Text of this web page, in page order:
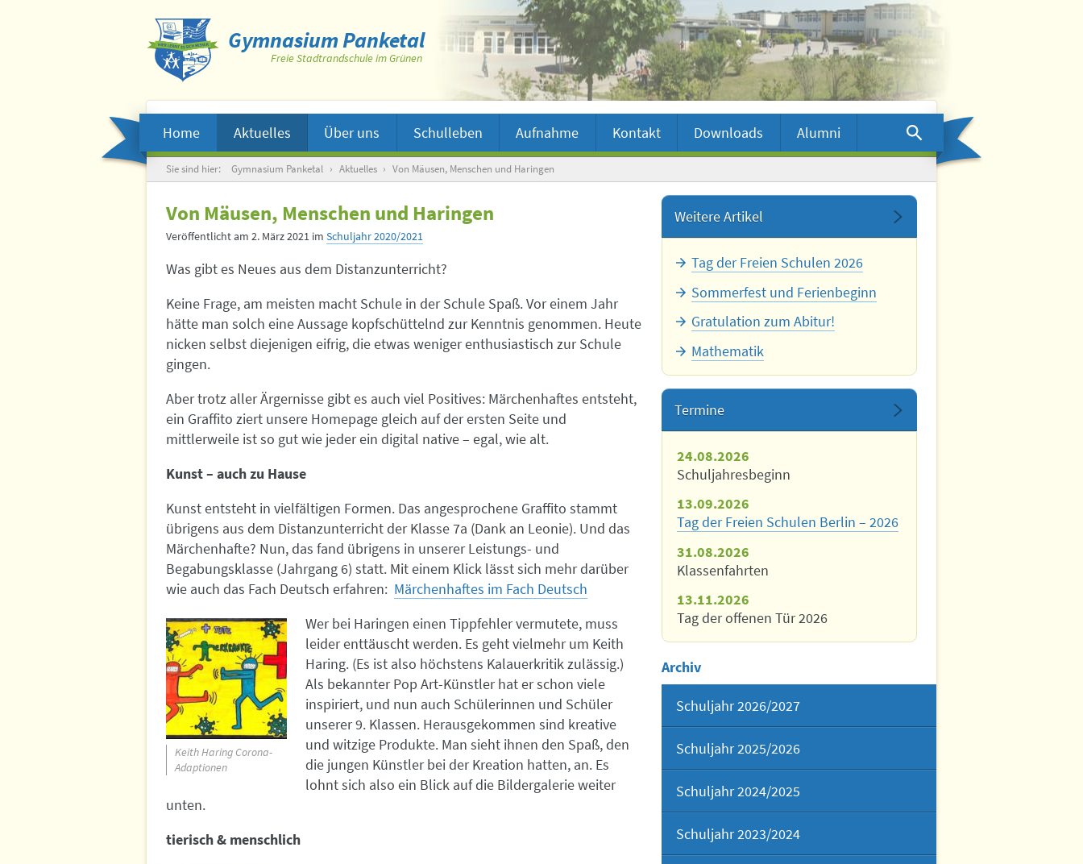
Gymnasium Panketal
Freie Stadtrandschule im Grünen
Home Aktuelles Über uns Schulleben Aufnahme Kontakt Downloads
Alumni
Suche
Sie sind hier: Gymnasium Panketal › Aktuelles › Von Mäusen, Menschen und Haringen
Von Mäusen, Menschen und Haringen
Veröffentlicht am 2. März 2021 im Schuljahr 2020/2021
Was gibt es Neues aus dem Distanzunterricht?
Keine Frage, am meisten macht Schule in der Schule Spaß. Vor einem Jahr
hätte man solch eine Aussage kopfschüttelnd zur Kenntnis genommen. Heute
nicken selbst diejenigen eifrig, die etwas weniger enthusiastisch zur Schule
gingen.
Aber trotz aller Ärgernisse gibt es auch viel Positives: Märchenhaftes entsteht,
ein Graffito ziert unsere Homepage gleich auf der ersten Seite und
mittlerweile ist so gut wie jeder ein digital native – egal, wie alt.
Kunst – auch zu Hause
Kunst entsteht in vielfältigen Formen. Das angesprochene Graffito stammt
übrigens aus dem Distanzunterricht der Klasse 7a (Dank an Leonie). Und das
Märchenhafte? Nun, das fand übrigens in unserer Leistungs- und
Begabungsklasse (Jahrgang 6) statt. Mit einem Klick lässt sich mehr darüber
wie auch das Fach Deutsch erfahren: Märchenhaftes im Fach Deutsch
Keith Haring Corona-
Adaptionen
Wer bei Haringen einen Tippfehler vermutete, muss
leider enttäuscht werden. Es geht vielmehr um Keith
Haring. (Es ist also höchstens Kalauerkritik zulässig.)
Als bekannter Pop Art-Künstler hat er schon viele
inspiriert, und nun auch Schülerinnen und Schüler
unserer 9. Klassen. Herausgekommen sind kreative
und witzige Produkte. Man sieht ihnen den Spaß, den
die jungen Künstler bei der Kreation hatten, an. Es
lohnt sich also ein Blick auf die Bildergalerie weiter
unten.
tierisch & menschlich
Weitere Artikel
Tag der Freien Schulen 2026
Sommerfest und Ferienbeginn
Gratulation zum Abitur!
Mathematik
Termine
24.08.2026
Schuljahresbeginn
13.09.2026
Tag der Freien Schulen Berlin – 2026
31.08.2026
Klassenfahrten
13.11.2026
Tag der offenen Tür 2026
Archiv
Schuljahr 2026/2027
Schuljahr 2025/2026
Schuljahr 2024/2025
Schuljahr 2023/2024